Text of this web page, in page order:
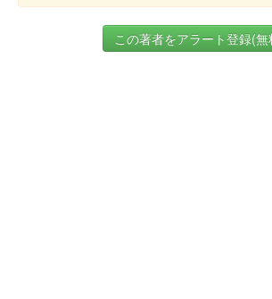
この著者をアラート登録(無